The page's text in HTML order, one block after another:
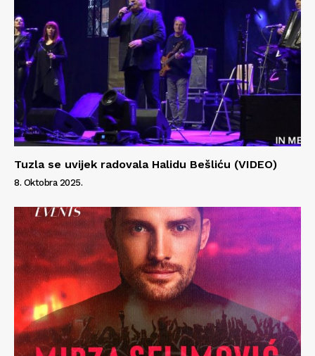
Tuzla se uvijek radovala Halidu Bešliću (VIDEO)
8. Oktobra 2025.